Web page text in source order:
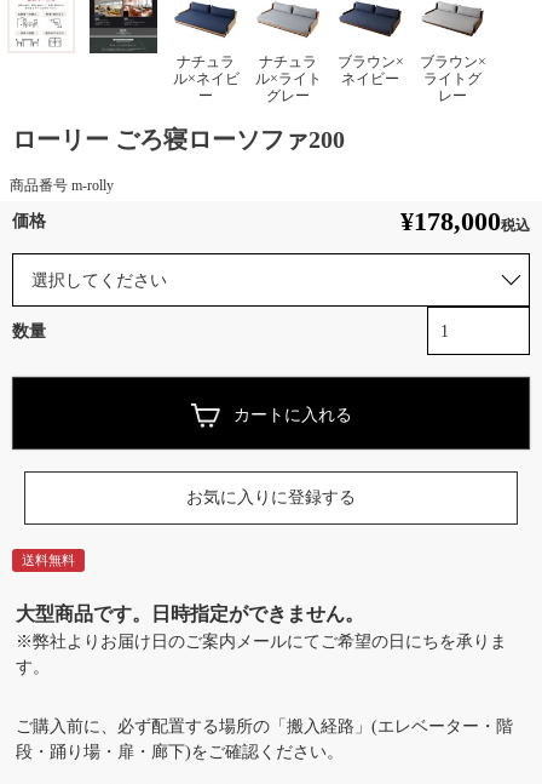
ナチュラ
ル×ネイビ
ー
ナチュラ
ル×ライト
グレー
ブラウン×
ネイビー
ブラウン×
ライトグ
レー
ローリー ごろ寝ローソファ200
商品番号 m-rolly
¥178,000税込
カートに入れる
お気に入りに登録する
送料無料
大型商品です。日時指定ができません。
※弊社よりお届け日のご案内メールにてご希望の日にちを承りま
す。
ご購入前に、必ず配置する場所の「搬入経路」(エレベーター・階
段・踊り場・扉・廊下)をご確認ください。